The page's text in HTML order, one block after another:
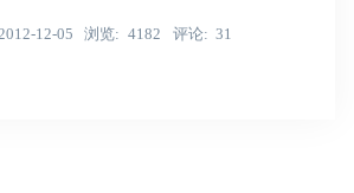
2012-12-05 浏览 4182 评论 31